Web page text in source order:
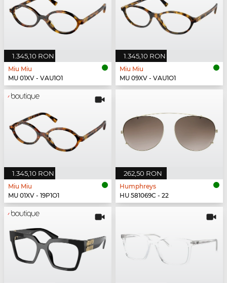
1.345,10 RON
Miu Miu
MU 01XV - VAU1O1
1.345,10 RON
Miu Miu
MU 09XV - VAU1O1
1.345,10 RON
Miu Miu
MU 01XV - 19P1O1
262,50 RON
Humphreys
HU 581069C - 22